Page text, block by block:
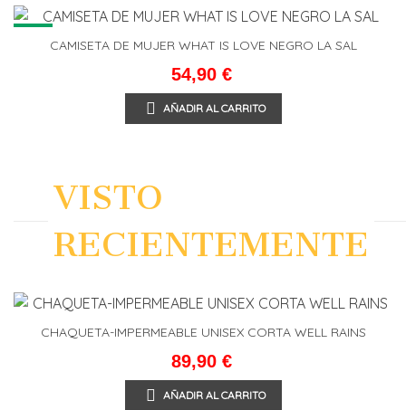
NEW
CAMISETA DE MUJER WHAT IS LOVE NEGRO LA SAL
54,90 €
AÑADIR AL CARRITO
VISTO
RECIENTEMENTE
CHAQUETA-IMPERMEABLE UNISEX CORTA WELL RAINS
89,90 €
AÑADIR AL CARRITO